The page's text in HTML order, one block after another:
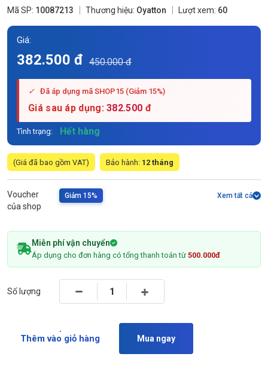
Mã SP: 10087213 Thương hiệu: Oyatton Lượt xem: 60
Giá:
382.500 đ 450.000 đ
✓ Đã áp dụng mã SHOP15 (Giảm 15%)
Giá sau áp dụng:382.500 đ
Tình trạng: Hết hàng
(Giá đã bao gồm VAT) Bảo hành: 12 tháng
Voucher
của shop
Giảm 15% Xem tất cả
Miễn phí vận chuyển
Áp dụng cho đơn hàng có tổng thanh toán từ 500.000đ
Số lượng
Thêm vào giỏ hàng Mua ngay